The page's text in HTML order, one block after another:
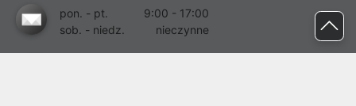
pon. - pt.
9:00 - 17:00
sob. - niedz.
nieczynne